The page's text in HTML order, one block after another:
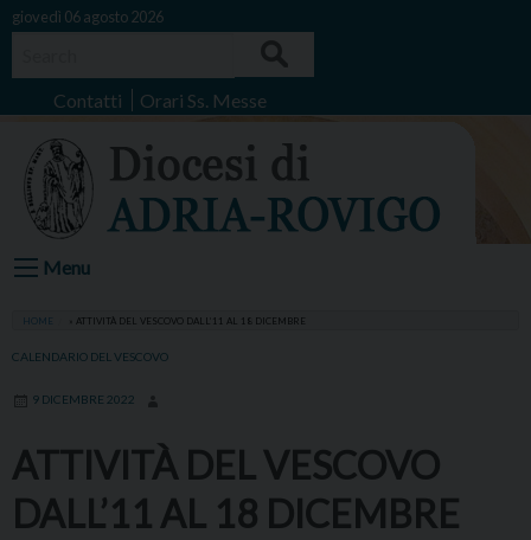
Skip
giovedì 06 agosto 2026
Contatti Orari Ss. Messe
Menu
HOME ATTIVITÀ DEL VESCOVO DALL’11 AL 18 DICEMBRE
CALENDARIO DEL VESCOVO
9 DICEMBRE 2022
ATTIVITÀ DEL VESCOVO
DALL’11 AL 18 DICEMBRE